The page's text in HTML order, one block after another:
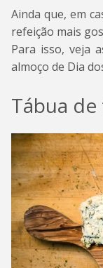
Ainda que, em
refeição mais
Para isso, veja
almoço de Dia
Tábua